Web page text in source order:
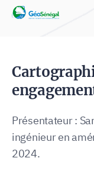
Rechercher :
Présentateur :
ingénieur en
2024.